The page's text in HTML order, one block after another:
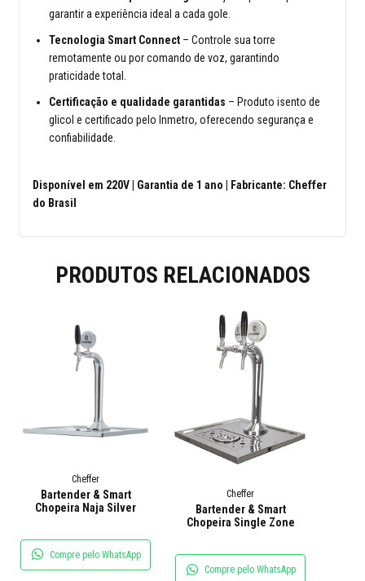
garantir a experiência ideal a cada gole.
Tecnologia Smart Connect – Controle sua torre
remotamente ou por comando de voz, garantindo
praticidade total.
Certificação e qualidade garantidas – Produto isento de
glicol e certificado pelo Inmetro, oferecendo segurança e
confiabilidade.
Disponível em 220V | Garantia de 1 ano | Fabricante: Cheffer
do Brasil
PRODUTOS RELACIONADOS
Cheffer
Bartender & Smart
Chopeira Naja Silver
Compre pelo WhatsApp
Cheffer
Bartender & Smart
Chopeira Single Zone
Compre pelo WhatsApp